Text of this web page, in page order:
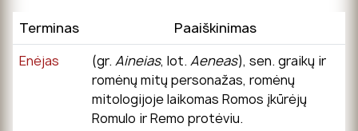
Terminas
Paaiškinimas
Enėjas
(gr. Aineias, lot. Aeneas), sen. graikų ir
romėnų mitų personažas, romėnų
mitologijoje laikomas Romos įkūrėjų
Romulo ir Remo protėviu.